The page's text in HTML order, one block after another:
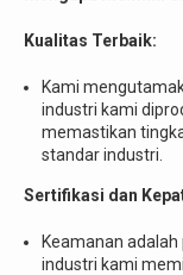
Kualitas Terbaik:
Kami
industri kami
memastikan
standar industri.
Sertifikasi dan
Keamanan
industri kami